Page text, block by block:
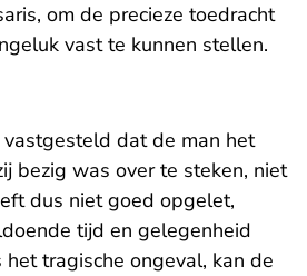
om de precieze toedracht
vast te kunnen stellen.
dat de man het
bezig was over te steken, niet
dus niet goed opgelet,
tijd en gelegenheid
tragische ongeval, kan de